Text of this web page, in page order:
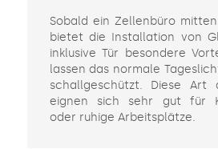
Sobald ein Zellenbüro
bietet die Installation von
inklusive Tür besondere
lassen das normale
schallgeschützt. Diese Art
eignen sich sehr gut für
oder ruhige Arbeitsplätze.